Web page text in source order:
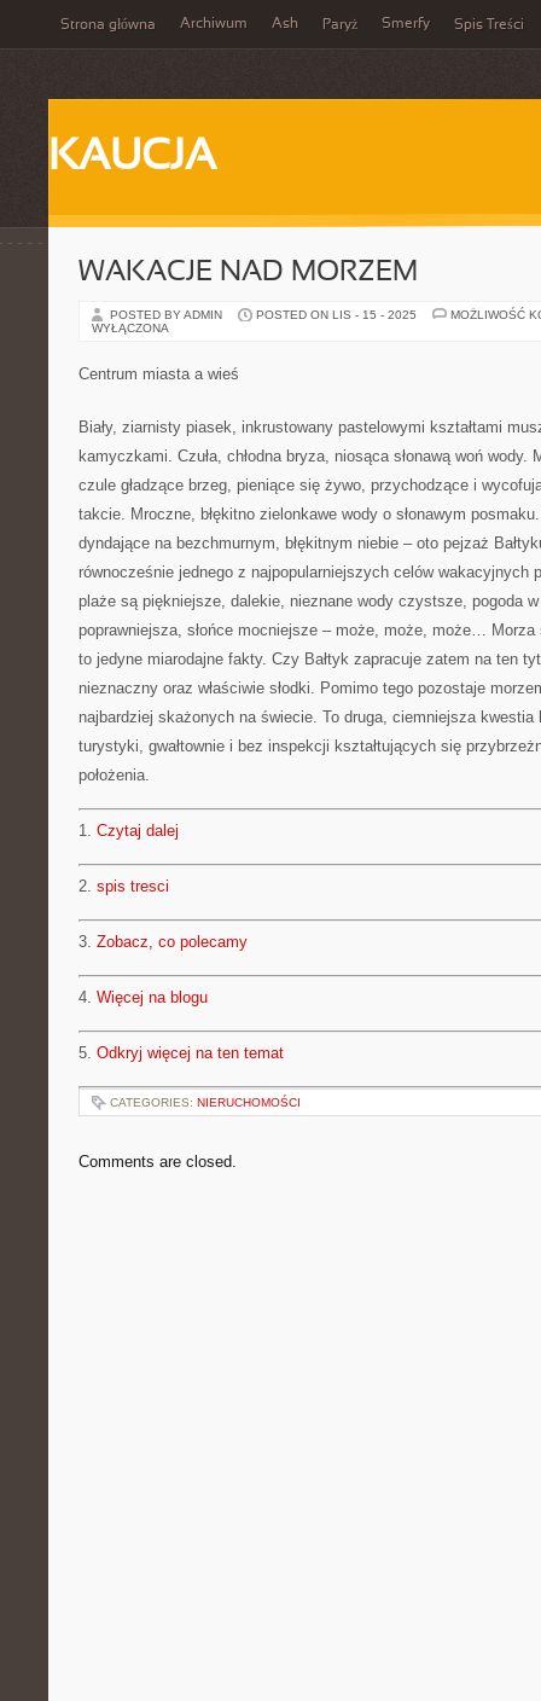
Strona główna Archiwum Ash Paryż Smerfy Spis Treści
KAUCJA
WAKACJE NAD MORZEM
POSTED BY ADMIN POSTED ON LIS - 15 - 2025
MOŻLIWOŚĆ
WYŁĄCZONA
Centrum miasta a wieś
Biały, ziarnisty piasek, inkrustowany pastelowymi kształtami
kamyczkami. Czuła, chłodna bryza, niosąca słonawą woń
czule gładzące brzeg, pieniące się żywo, przychodzące i
takcie. Mroczne, błękitno zielonkawe wody o słonawym posmaku.
dyndające na bezchmurnym, błękitnym niebie – oto pejzaż
równocześnie jednego z najpopularniejszych celów wakacyjnych
plaże są piękniejsze, dalekie, nieznane wody czystsze, pogoda w
poprawniejsza, słońce mocniejsze – może, może, może… Morza
to jedyne miarodajne fakty. Czy Bałtyk zapracuje zatem na ten
nieznaczny oraz właściwie słodki. Pomimo tego pozostaje
najbardziej skażonych na świecie. To druga, ciemniejsza kwestia
turystyki, gwałtownie i bez inspekcji kształtujących się
położenia.
1. Czytaj dalej
2. spis tresci
3. Zobacz, co polecamy
4. Więcej na blogu
5. Odkryj więcej na ten temat
CATEGORIES: NIERUCHOMOŚCI
Comments are closed.